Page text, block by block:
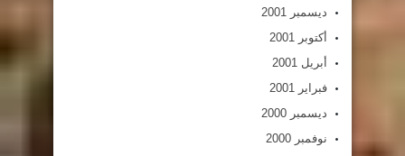
ديسمبر 2001
أكتوبر 2001
أبريل 2001
فبراير 2001
ديسمبر 2000
نوفمبر 2000